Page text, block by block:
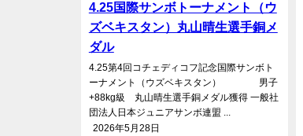
4.25国際サンボトーナメント（ウ
ズベキスタン）丸山晴生選手銅メ
ダル
4.25第4回コチェディコフ記念国際サンボト
ーナメント（ウズベキスタン） 男子
+88kg級 丸山晴生選手銅メダル獲得 一般社
団法人日本ジュニアサンボ連盟 ...
2026年5月28日